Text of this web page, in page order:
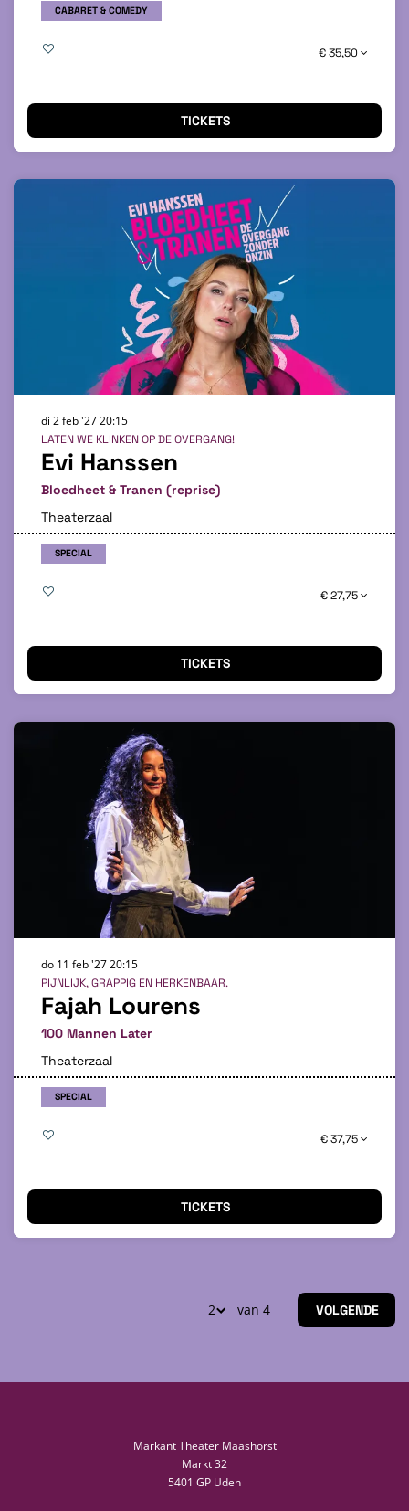
CABARET & COMEDY
€ 35,50
TICKETS
Evi Hanssen
Bloedheet & Tranen (reprise)
LATEN WE KLINKEN OP DE OVERGANG!
di 2 feb '2720:15
Theaterzaal
SPECIAL
€ 27,75
TICKETS
Fajah Lourens
100 Mannen Later
PIJNLIJK, GRAPPIG EN HERKENBAAR.
do 11 feb '2720:15
Theaterzaal
SPECIAL
€ 37,75
TICKETS
van 4 VOLGENDE
Markant Theater Maashorst
Markt 32
5401 GP Uden